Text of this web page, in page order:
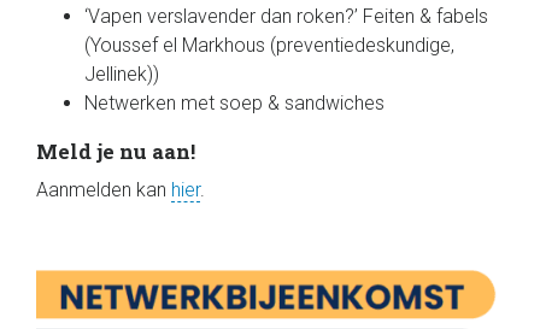
‘Vapen verslavender dan roken?’ Feiten & fabels
(Youssef el Markhous (preventiedeskundige,
Jellinek))
Netwerken met soep & sandwiches
Meld je nu aan!
Aanmelden kan hier.